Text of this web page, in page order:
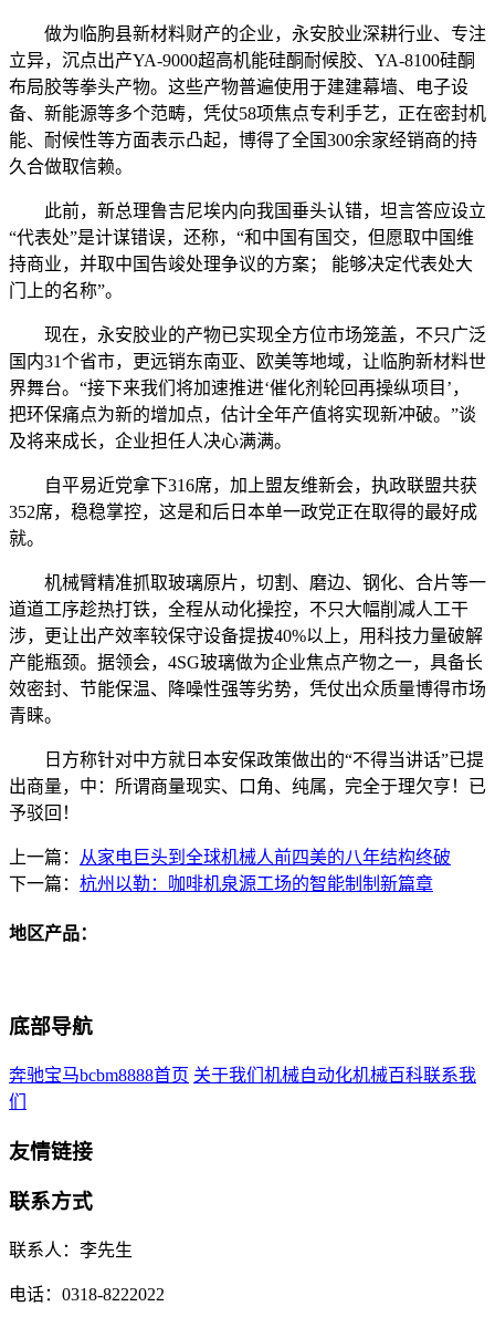
做为临朐县新材料财产的企业，永安胶业深耕行业、专注
立异，沉点出产YA-9000超高机能硅酮耐候胶、YA-8100硅酮
布局胶等拳头产物。这些产物普遍使用于建建幕墙、电子设
备、新能源等多个范畴，凭仗58项焦点专利手艺，正在密封机
能、耐候性等方面表示凸起，博得了全国300余家经销商的持
久合做取信赖。
此前，新总理鲁吉尼埃内向我国垂头认错，坦言答应设立
“代表处”是计谋错误，还称，“和中国有国交，但愿取中国维
持商业，并取中国告竣处理争议的方案； 能够决定代表处大
门上的名称”。
现在，永安胶业的产物已实现全方位市场笼盖，不只广泛
国内31个省市，更远销东南亚、欧美等地域，让临朐新材料世
界舞台。“接下来我们将加速推进‘催化剂轮回再操纵项目’，
把环保痛点为新的增加点，估计全年产值将实现新冲破。”谈
及将来成长，企业担任人决心满满。
自平易近党拿下316席，加上盟友维新会，执政联盟共获
352席，稳稳掌控，这是和后日本单一政党正在取得的最好成
就。
机械臂精准抓取玻璃原片，切割、磨边、钢化、合片等一
道道工序趁热打铁，全程从动化操控，不只大幅削减人工干
涉，更让出产效率较保守设备提拔40%以上，用科技力量破解
产能瓶颈。据领会，4SG玻璃做为企业焦点产物之一，具备长
效密封、节能保温、降噪性强等劣势，凭仗出众质量博得市场
青睐。
日方称针对中方就日本安保政策做出的“不得当讲话”已提
出商量，中：所谓商量现实、口角、纯属，完全于理欠亨！已
予驳回！
上一篇：
从家电巨头到全球机械人前四美的八年结构终破
下一篇： 杭州以勒：咖啡机泉源工场的智能制制新篇章
地区产品：
底部导航
奔驰宝马bcbm8888首页 关于我们 机械自动化机械百科联系我
们
友情链接
联系方式
联系人：李先生
电话：0318-8222022